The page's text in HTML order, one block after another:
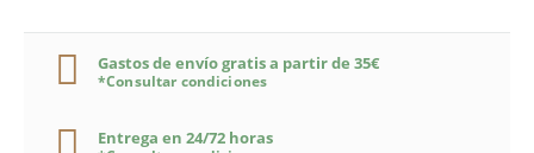
Gastos de envío gratis a partir de 35€
*Consultar condiciones
Entrega en 24/72 horas